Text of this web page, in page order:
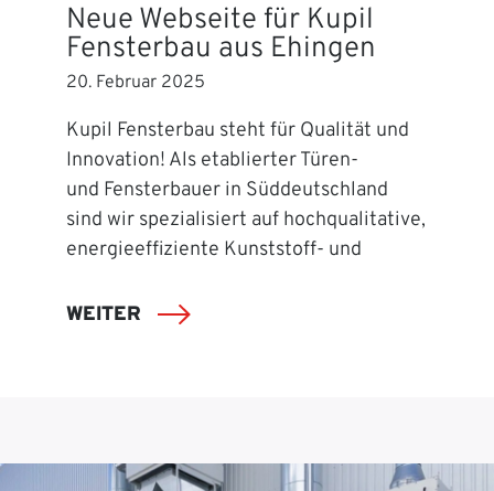
Neue Webseite für Kupil
Fensterbau aus Ehingen
20. Februar 2025
Kupil Fensterbau steht für Qualität und
Innovation! Als etablierter Türen-
und Fensterbauer in Süddeutschland
sind wir spezialisiert auf hochqualitative,
energieeffiziente Kunststoff- und
WEITER